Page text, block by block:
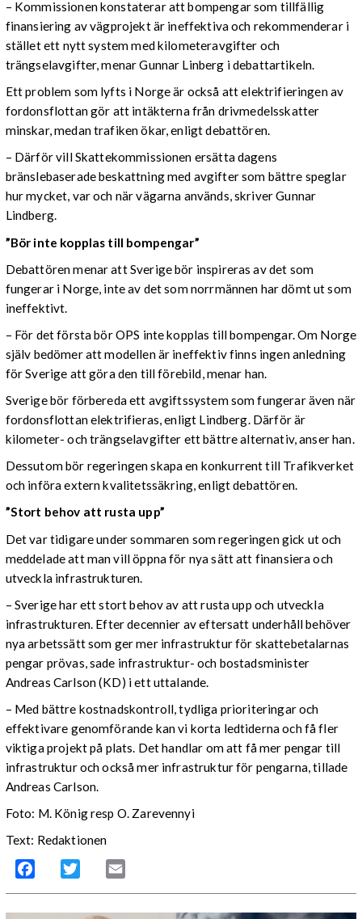
– Kommissionen konstaterar att bompengar som tillfällig
finansiering av vägprojekt är ineffektiva och rekommenderar i
stället ett nytt system med kilometeravgifter och
trängselavgifter, menar Gunnar Linberg i debattartikeln.
Ett problem som lyfts i Norge är också att elektrifieringen av
fordonsflottan gör att intäkterna från drivmedelsskatter
minskar, medan trafiken ökar, enligt debattören.
– Därför vill Skattekommissionen ersätta dagens
bränslebaserade beskattning med avgifter som bättre speglar
hur mycket, var och när vägarna används, skriver Gunnar
Lindberg.
”Bör inte kopplas till bompengar”
Debattören menar att Sverige bör inspireras av det som
fungerar i Norge, inte av det som norrmännen har dömt ut som
ineffektivt.
– För det första bör OPS inte kopplas till bompengar. Om Norge
själv bedömer att modellen är ineffektiv finns ingen anledning
för Sverige att göra den till förebild, menar han.
Sverige bör förbereda ett avgiftssystem som fungerar även när
fordonsflottan elektrifieras, enligt Lindberg. Därför är
kilometer- och trängselavgifter ett bättre alternativ, anser han.
Dessutom bör regeringen skapa en konkurrent till Trafikverket
och införa extern kvalitetssäkring, enligt debattören.
”Stort behov att rusta upp”
Det var tidigare under sommaren som regeringen gick ut och
meddelade att man vill öppna för nya sätt att finansiera och
utveckla infrastrukturen.
– Sverige har ett stort behov av att rusta upp och utveckla
infrastrukturen. Efter decennier av eftersatt underhåll behöver
nya arbetssätt som ger mer infrastruktur för skattebetalarnas
pengar prövas, sade infrastruktur- och bostadsminister
Andreas Carlson (KD) i ett uttalande.
– Med bättre kostnadskontroll, tydliga prioriteringar och
effektivare genomförande kan vi korta ledtiderna och få fler
viktiga projekt på plats. Det handlar om att få mer pengar till
infrastruktur och också mer infrastruktur för pengarna, tillade
Andreas Carlson.
Foto: M. König resp O. Zarevennyi
Text: Redaktionen
Facebook Twitter